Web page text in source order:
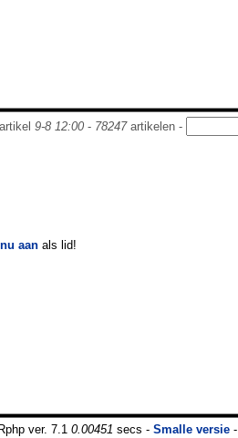
9-8 12:00- 78247artikelen -
nu aan als lid!
ver. 7.1 0.00451 secs - Smalle versie-